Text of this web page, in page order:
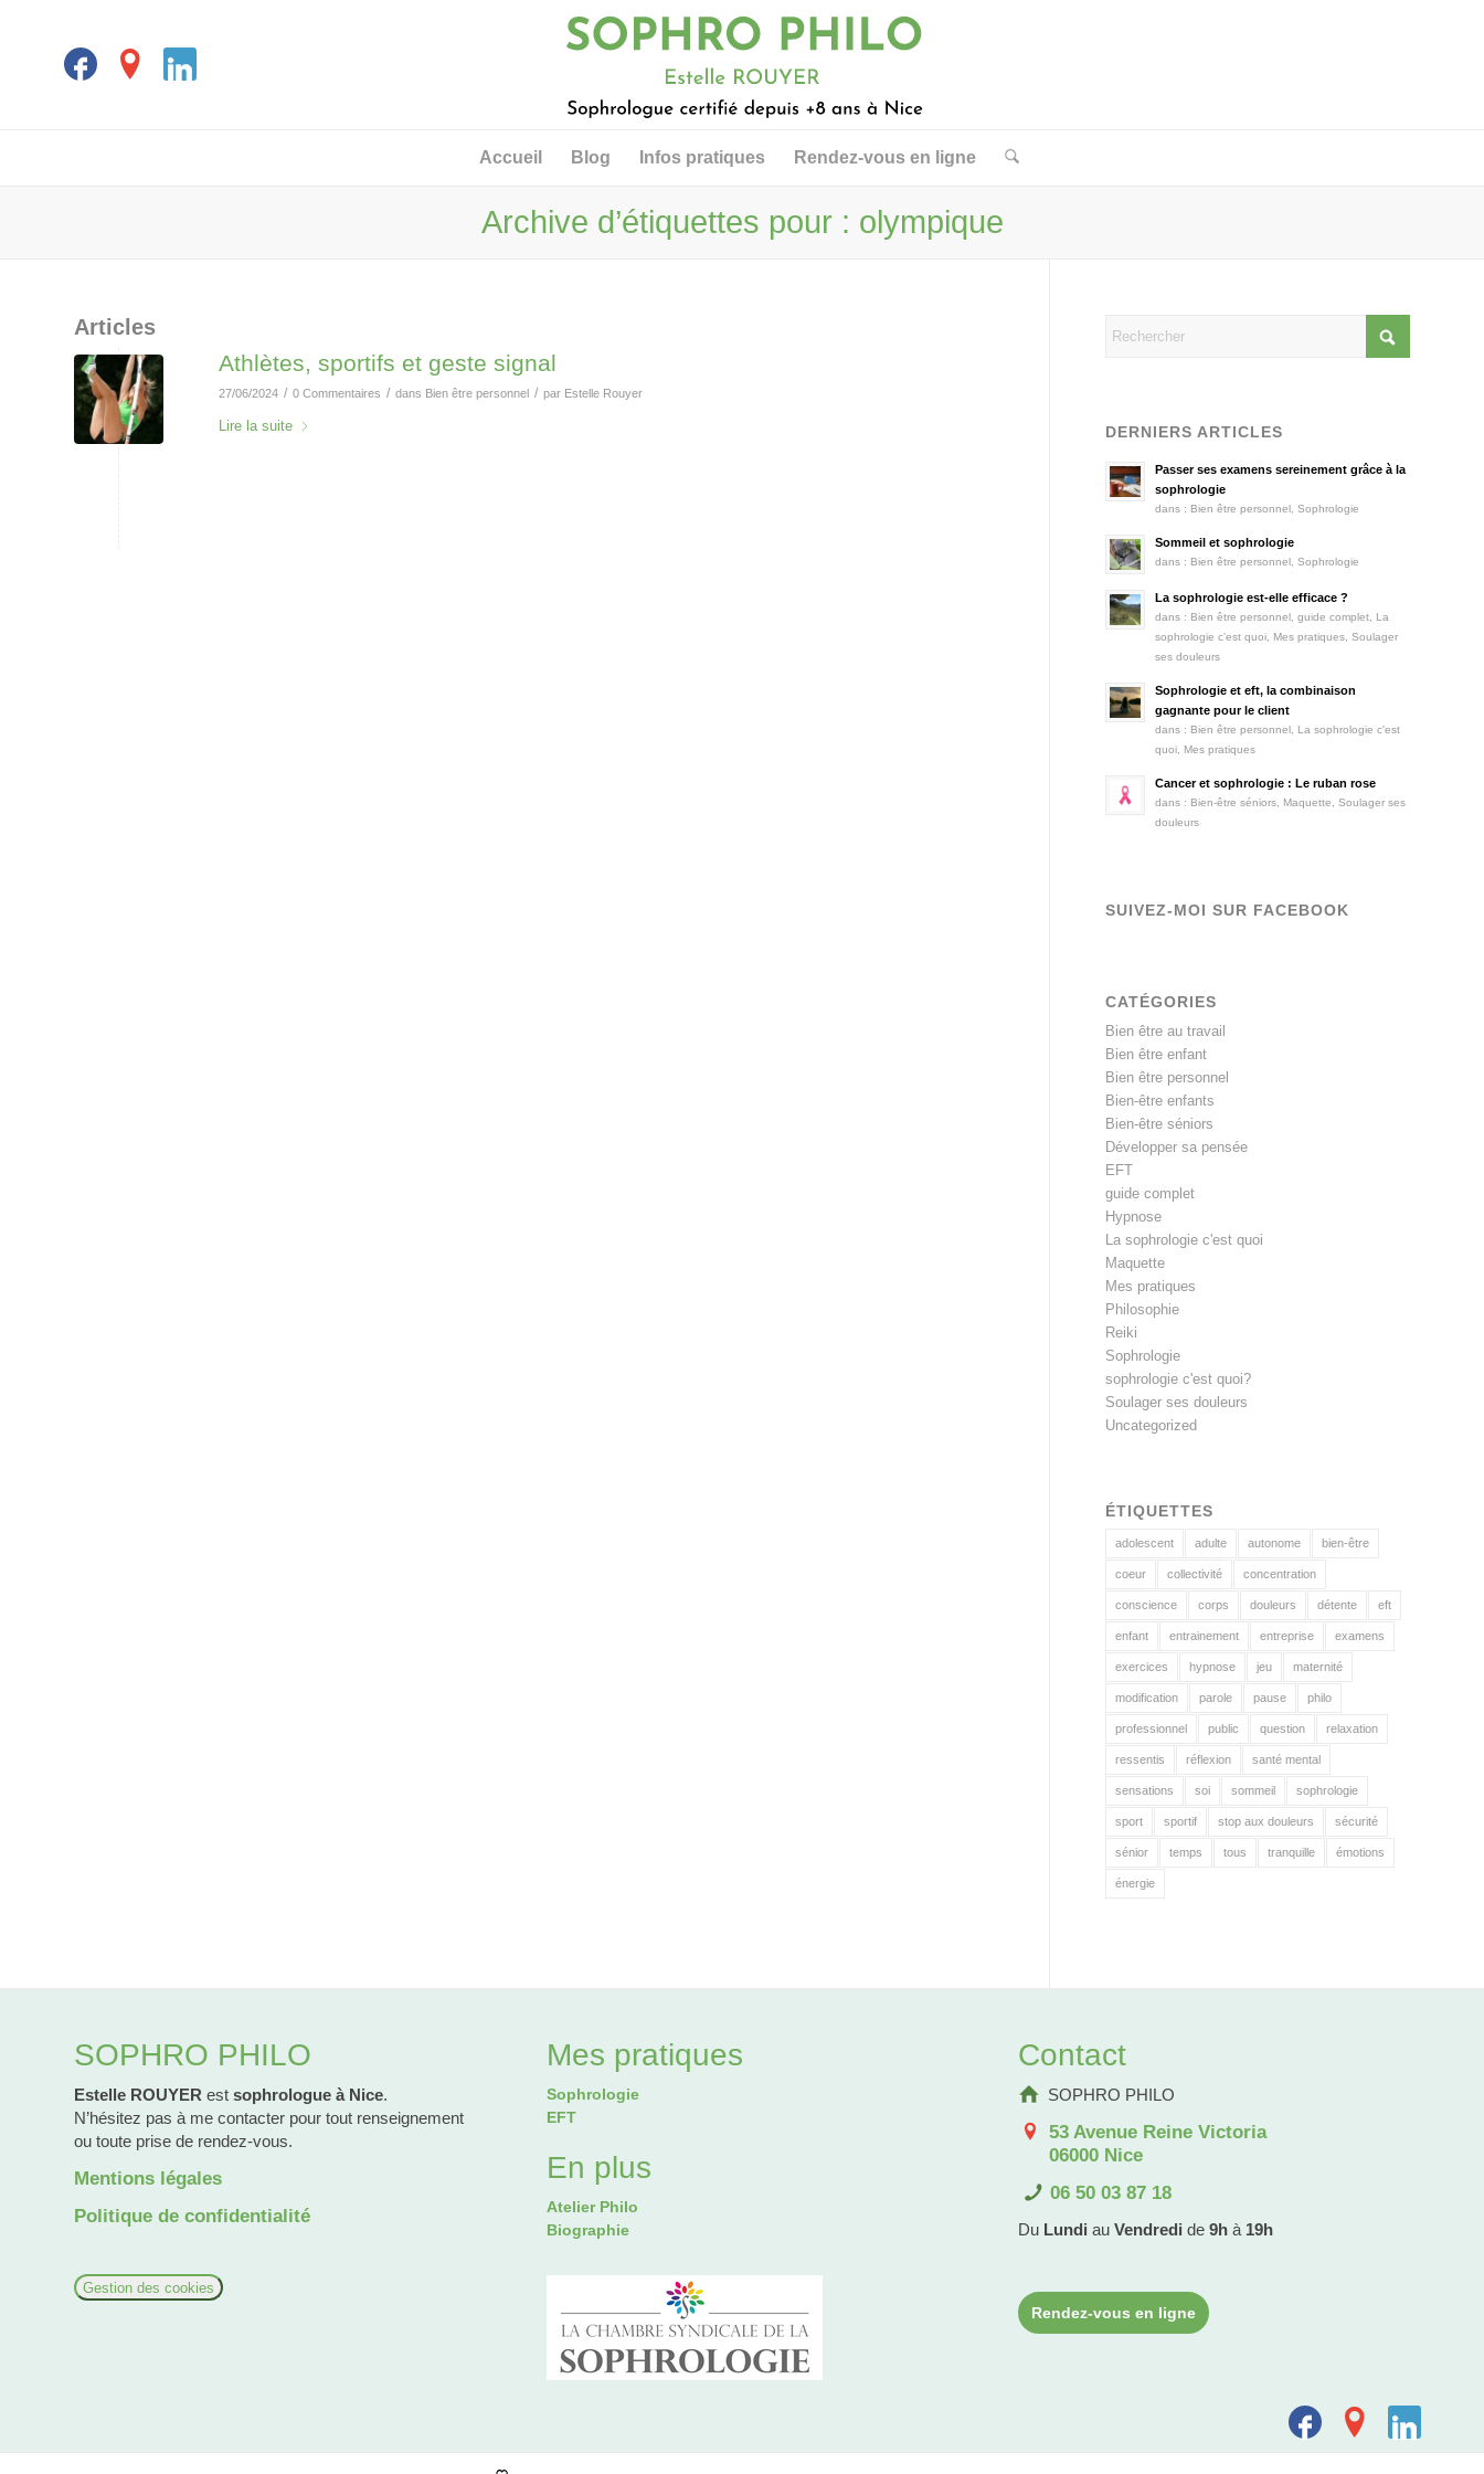
Accueil Blog Infos pratiques Rendez-vous en ligne
Archive d’étiquettes pour : olympique
Articles
Athlètes, sportifs et geste signal
27/06/2024 / 0 Commentaires / dans Bien être personnel / par Estelle Rouyer
Lire la suite DERNIERS ARTICLES
Passer ses examens sereinement grâce à la
sophrologie
dans : Bien être personnel ,Sophrologie
Sommeil et sophrologie
dans : Bien être personnel ,Sophrologie
La sophrologie est-elle efficace ?
dans : Bien être personnel ,guide complet
La
sophrologie c'est quoi
Mes pratiques ,Soulager
ses douleurs
Sophrologie et eft, la combinaison
gagnante pour le client
dans : Bien être personnel
La sophrologie c'est
quoi
Mes pratiques
Cancer et sophrologie : Le ruban rose
dans : Bien-être séniors Maquette ,Soulager ses
douleurs
SUIVEZ-MOI SUR FACEBOOK
CATÉGORIES
Bien être au travail
Bien être enfant
Bien être personnel
Bien-être enfants
Bien-être séniors
Développer sa pensée
EFT
guide complet
Hypnose
La sophrologie c'est quoi
Maquette
Mes pratiques
Philosophie
Reiki
Sophrologie
sophrologie c'est quoi?
Soulager ses douleurs
Uncategorized
ÉTIQUETTES
adolescent adulte autonome bien-être
coeur collectivité concentration
conscience corps douleurs détente eft
enfant entrainement entreprise examens
exercices hypnose jeu maternité
modification parole pause philo
professionnel public question relaxation
ressentis réflexion santé mental
sensations soi sommeil sophrologie
sport sportif stop aux douleurs sécurité
sénior temps tous tranquille émotions
énergie
SOPHRO PHILO
Estelle ROUYER est sophrologue à Nice.
N’hésitez pas à me contacter pour tout renseignement
ou toute prise de rendez-vous.
Mentions légales
Politique de confidentialité
Gestion des cookies
Mes pratiques
Sophrologie
EFT
En plus
Atelier Philo
Biographie
Contact
SOPHRO PHILO
53 Avenue Reine Victoria
06000 Nice
06 50 03 87 18
Du Lundi auVendredi de9h à 19h
Rendez-vous en ligne